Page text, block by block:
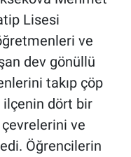
Lisesi
ve
dev gönüllü
takıp çöp
ilçenin dört bir
çevrelerini ve
Öğrencilerin